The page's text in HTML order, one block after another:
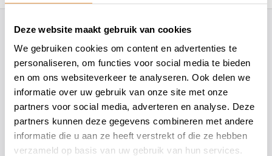
Deze website maakt gebruik van cookies
We gebruiken cookies om content en advertenties te
personaliseren, om functies voor social media te bieden
en om ons websiteverkeer te analyseren. Ook delen we
informatie over uw gebruik van onze site met onze
partners voor social media, adverteren en analyse. Deze
partners kunnen deze gegevens combineren met andere
informatie die u aan ze heeft verstrekt of die ze hebben
verzameld op basis van uw gebruik van hun services.
Hoe kunnen wij je helpen?
+31 78 780 2330
info@artsloten.nl
157 klanten geven een 4.7/5 op